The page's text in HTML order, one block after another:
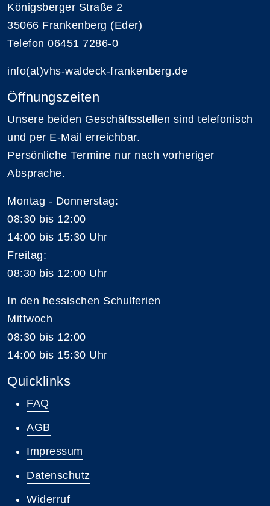
Königsberger Straße 2
35066 Frankenberg (Eder)
Telefon 06451 7286-0
info(at)vhs-waldeck-frankenberg.de
Öffnungszeiten
Unsere beiden Geschäftsstellen sind telefonisch
und per E-Mail erreichbar.
Persönliche Termine nur nach vorheriger
Absprache.
Montag - Donnerstag:
08:30 bis 12:00
14:00 bis 15:30 Uhr
Freitag:
08:30 bis 12:00 Uhr
In den hessischen Schulferien
Mittwoch
08:30 bis 12:00
14:00 bis 15:30 Uhr
Quicklinks
FAQ
AGB
Impressum
Datenschutz
Widerruf